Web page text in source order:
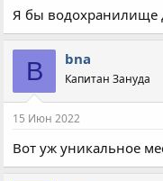
Я бы водохранилище
B bna
Капитан Зануда
15 Июн 2022
Вот уж уникальное